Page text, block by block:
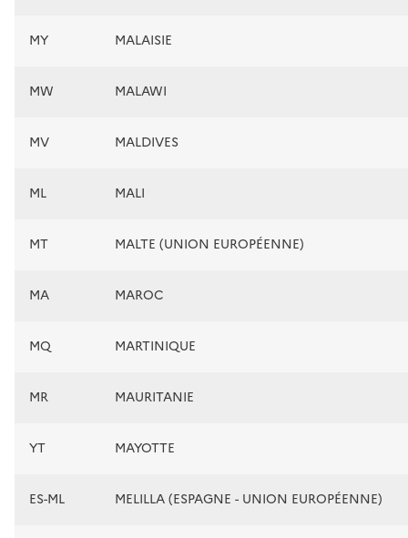
MY MALAISIE
MW MALAWI
MV MALDIVES
ML MALI
MT MALTE (UNION EUROPÉENNE)
MA MAROC
MQ MARTINIQUE
MR MAURITANIE
YT MAYOTTE
ES-ML MELILLA (ESPAGNE - UNION EUROPÉENNE)